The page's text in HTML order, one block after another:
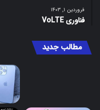
فروردین ۱, ۱۴۰۳
فناوری VoLTE
مطالب جدید